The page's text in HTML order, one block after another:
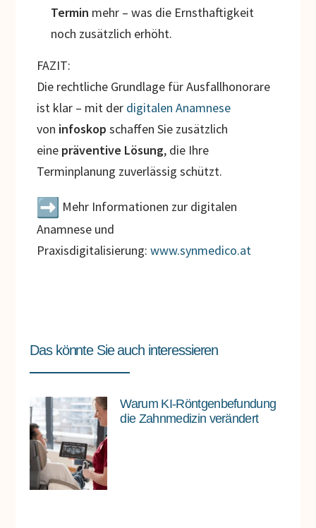
Termin mehr – was die Ernsthaftigkeit
noch zusätzlich erhöht.
FAZIT:
Die rechtliche Grundlage für Ausfallhonorare
ist klar – mit der digitalen Anamnese
von infoskop schaffen Sie zusätzlich
eine präventive Lösung, die Ihre
Terminplanung zuverlässig schützt.
Mehr Informationen zur digitalen
Anamnese und
Praxisdigitalisierung:www.synmedico.at
Das könnte Sie auch interessieren
Warum KI-Röntgenbefundung
die Zahnmedizin verändert